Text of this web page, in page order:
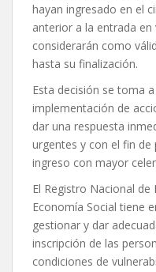
hayan ingresado en el
anterior a la entrada en
considerarán como
hasta su finalización.
Esta decisión se toma
implementación de
dar una respuesta
urgentes y con el fin de
ingreso con mayor
El Registro Nacional
Economía Social tiene
gestionar y dar
inscripción de las
condiciones de